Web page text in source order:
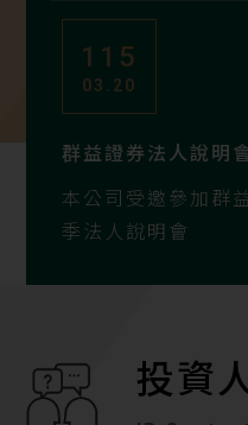
115
03.20
群益證券法人說明
本公司受邀參加群
季法人說明會
投資